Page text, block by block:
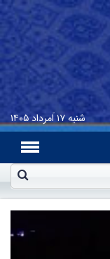
شنبه۱۷ اَمرداد ۱۴۰۵